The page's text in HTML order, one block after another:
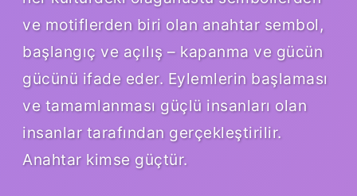
ve motiflerden biri olan anahtar sembol,
başlangıç ​​ve açılış – kapanma ve gücün
gücünü ifade eder. Eylemlerin başlaması
ve tamamlanması güçlü insanları olan
insanlar tarafından gerçekleştirilir.
Anahtar kimse güçtür.